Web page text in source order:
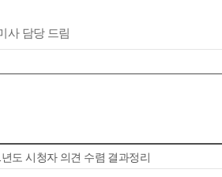
사 담당 드림
도 시청자 의견 수렴 결과정리